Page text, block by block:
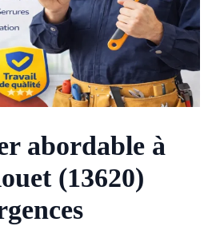
abordable à
(13620)